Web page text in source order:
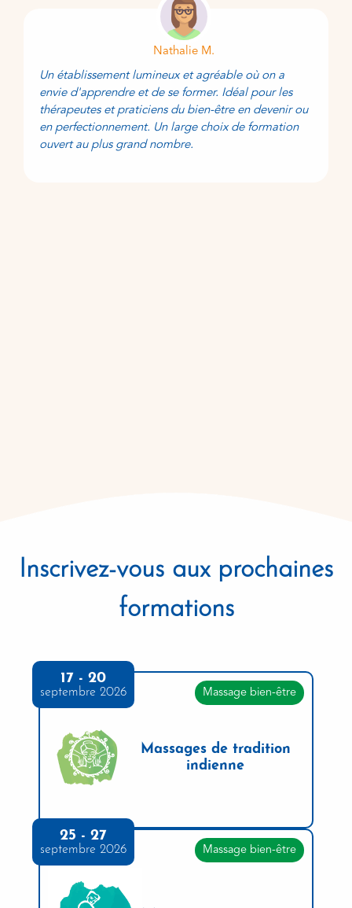
Nathalie M.
Un établissement lumineux et agréable où on a
envie d'apprendre et de se former. Idéal pour les
thérapeutes et praticiens du bien-être en devenir ou
en perfectionnement. Un large choix de formation
ouvert au plus grand nombre.
Inscrivez-vous aux prochaines
formations
17 - 20
septembre 2026 Massage bien-être
Massages de tradition
indienne
25 - 27
septembre 2026 Massage bien-être